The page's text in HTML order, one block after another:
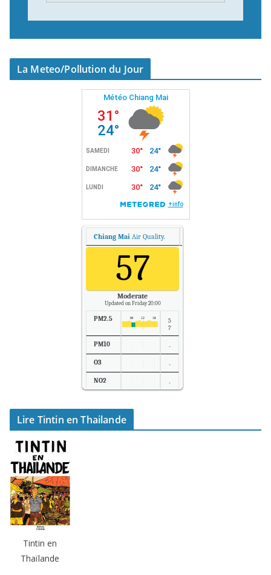
La Meteo/Pollution du Jour
Chiang Mai Air Quality.
57
Moderate
Updated on Friday 20:00
PM2.5
5
7
PM10 -
O3 -
NO2 -
Temp.
Lire Tintin en Thailande
Tintin en
Thaïlande